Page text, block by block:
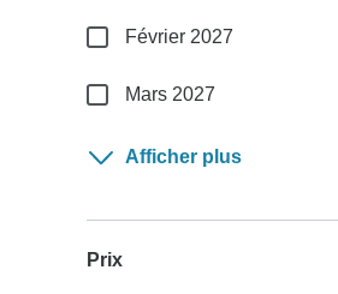
Février 2027
Mars 2027
Afficher plus
Prix